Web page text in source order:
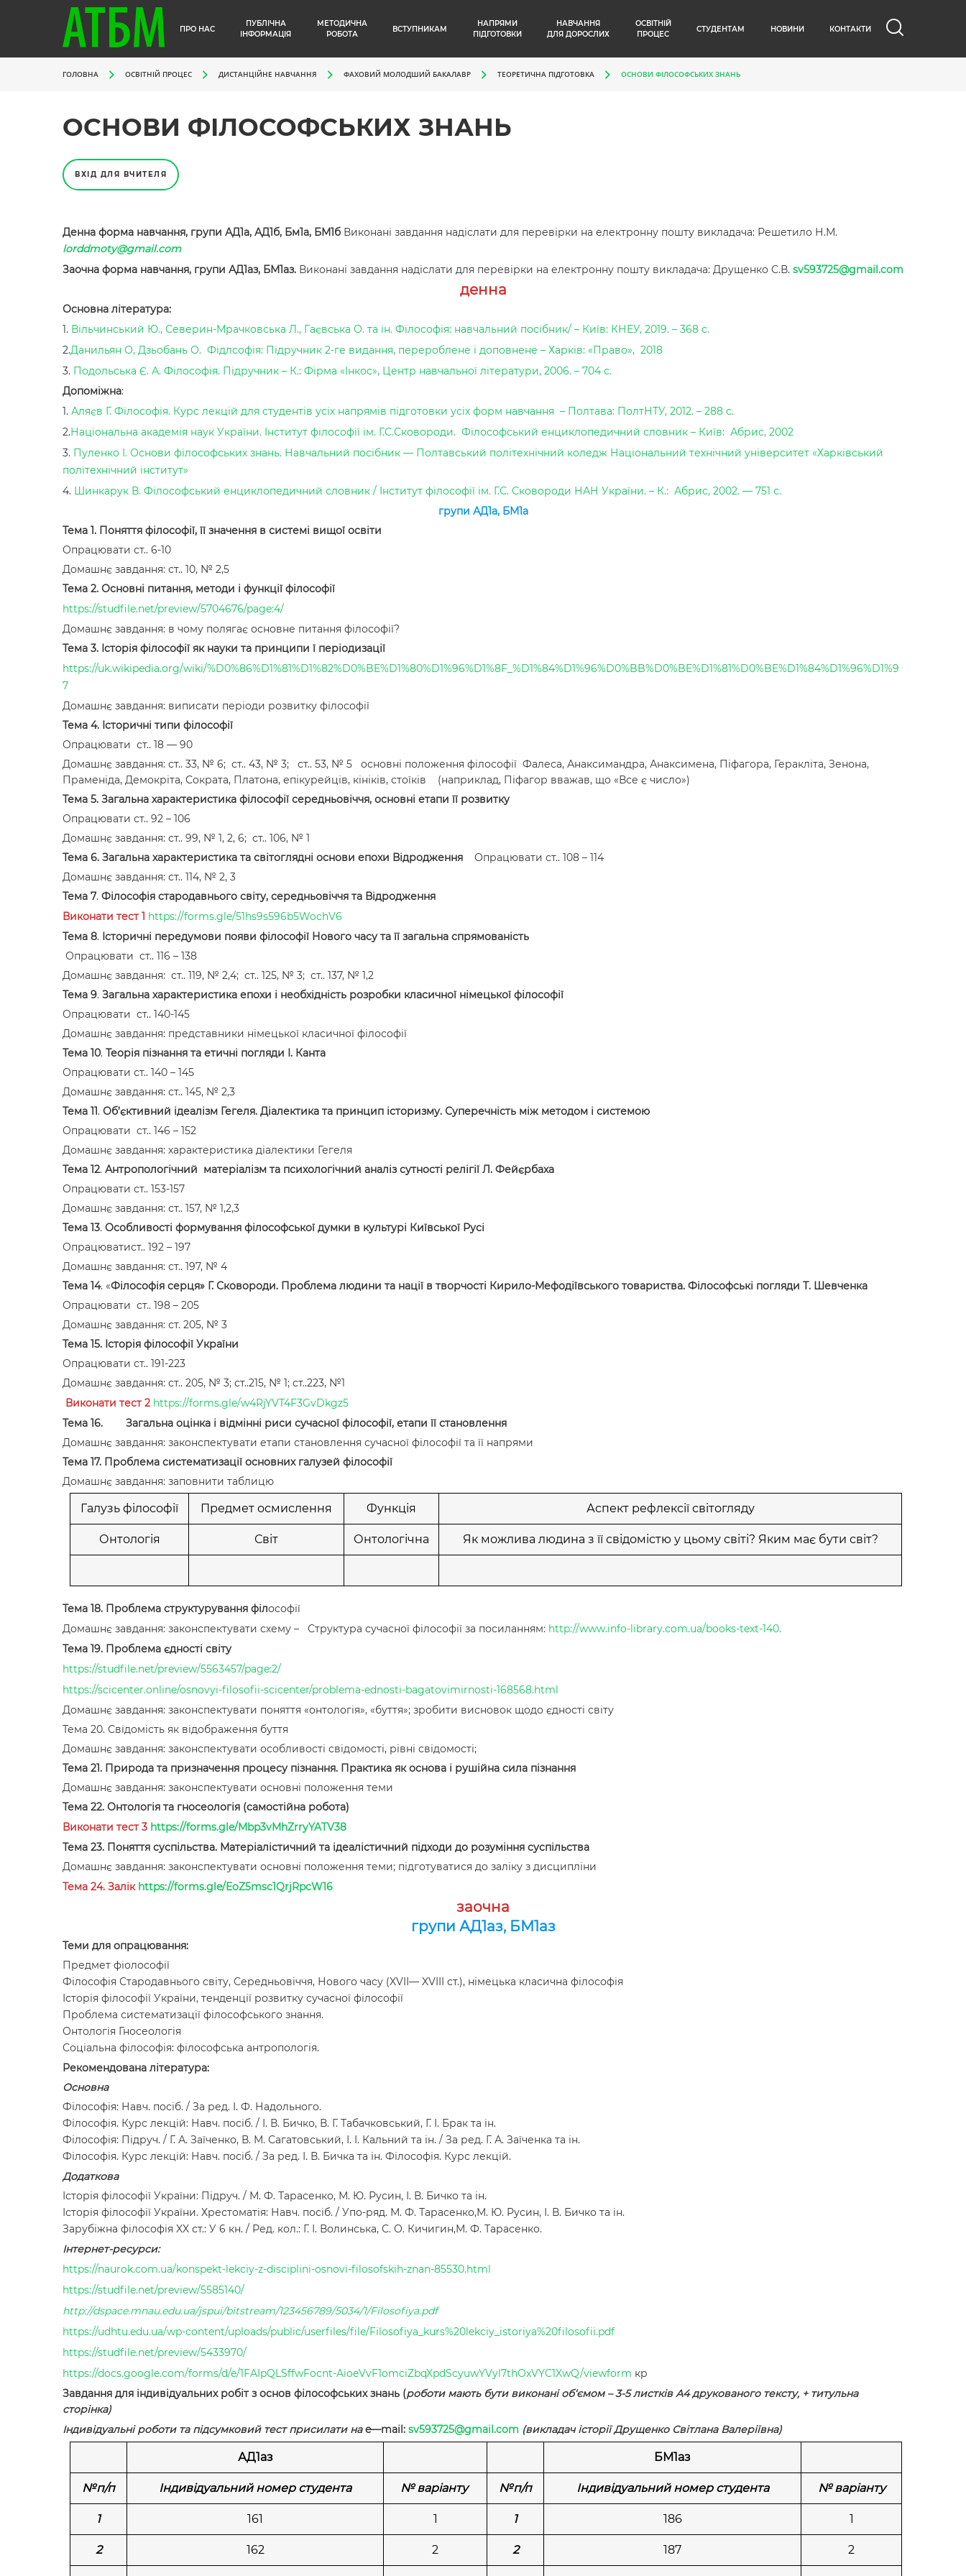
ПРО НАС
ПУБЛІЧНА
ІНФОРМАЦІЯ
МЕТОДИЧНА
РОБОТА
ВСТУПНИКАМ
НАПРЯМИ
ПІДГОТОВКИ
НАВЧАННЯ
ДЛЯ ДОРОСЛИХ
ОСВІТНІЙ
ПРОЦЕС
СТУДЕНТАМ НОВИНИ КОНТАКТИ
ГОЛОВНА ОСВІТНІЙ ПРОЦЕС ДИСТАНЦІЙНЕ НАВЧАННЯ ФАХОВИЙ МОЛОДШИЙ БАКАЛАВР ТЕОРЕТИЧНА ПІДГОТОВКА ОСНОВИ ФІЛОСОФСЬКИХ ЗНАНЬ
ОСНОВИ ФІЛОСОФСЬКИХ ЗНАНЬ
ВХІД ДЛЯ ВЧИТЕЛЯ
Денна форма навчання, групи АД1а, АД1б, Бм1а, БМ1б Виконані завдання надіслати для перевірки на електронну пошту викладача: Решетило Н.М.
lorddmoty@gmail.com
Заочна форма навчання, групи АД1аз, БМ1аз. Виконані завдання надіслати для перевірки на електронну пошту викладача: Друщенко С.В. sv593725@gmail.com
денна
Основна література:
1. Вільчинський Ю., Северин-Мрачковська Л., Гаєвська О. та ін. Філософія: навчальний посібник/ – Київ: КНЕУ, 2019. – 368 с.
2.Данильян О, Дзьобань О. Фідлсофія: Підручник 2-ге видання, перероблене і доповнене – Харків: «Право», 2018
3. Подольська Є. А. Філософія. Підручник – К.: Фірма «Інкос», Центр навчальної літератури, 2006. – 704 с.
Допоміжна:
1. Аляєв Г. Філософія. Курс лекцій для студентів усіх напрямів підготовки усіх форм навчання – Полтава: ПолтНТУ, 2012. – 288 с.
2.Національна академія наук України. Інститут філософії ім. Г.С.Сковороди. Філософський енциклопедичний словник – Київ: Абрис, 2002
3. Пуленко І. Основи філософських знань. Навчальний посібник — Полтавський політехнічний коледж Національний технічний університет «Харківський
політехнічний інститут»
4. Шинкарук В. Філософський енциклопедичний словник / Інститут філософії ім. Г.С. Сковороди НАН України. – К.: Абрис, 2002. — 751 с.
групи АД1а, БМ1а
Тема 1. Поняття філософії, її значення в системі вищої освіти
Опрацювати ст.. 6-10
Домашнє завдання: ст.. 10, № 2,5
Тема 2. Основні питання, методи і функції філософії
https://studfile.net/preview/5704676/page:4/
Домашнє завдання: в чому полягає основне питання філософії?
Тема 3. Історія філософії як науки та принципи ї періодизації
https://uk.wikipedia.org/wiki/%D0%86%D1%81%D1%82%D0%BE%D1%80%D1%96%D1%8F_%D1%84%D1%96%D0%BB%D0%BE%D1%81%D0%BE%D1%84%D1%96%D1%9
7
Домашнє завдання: виписати періоди розвитку філософії
Тема 4. Історичні типи філософії
Опрацювати ст.. 18 — 90
Домашнє завдання: ст.. 33, № 6; ст.. 43, № 3; ст.. 53, № 5 основні положення філософії Фалеса, Анаксимандра, Анаксимена, Піфагора, Геракліта, Зенона,
Праменіда, Демокріта, Сократа, Платона, епікурейців, кініків, стоїків (наприклад, Піфагор вважав, що «Все є число»)
Тема 5. Загальна характеристика філософії середньовіччя, основні етапи її розвитку
Опрацювати ст.. 92 – 106
Домашнє завдання: ст.. 99, № 1, 2, 6; ст.. 106, № 1
Тема 6. Загальна характеристика та світоглядні основи епохи Відродження Опрацювати ст.. 108 – 114
Домашнє завдання: ст.. 114, № 2, 3
Тема 7. Філософія стародавнього світу, середньовіччя та Відродження
Виконати тест 1 https://forms.gle/51hs9s596b5WochV6
Тема 8. Історичні передумови появи філософії Нового часу та її загальна спрямованість
Опрацювати ст.. 116 – 138
Домашнє завдання: ст.. 119, № 2,4; ст.. 125, № 3; ст.. 137, № 1,2
Тема 9. Загальна характеристика епохи і необхідність розробки класичної німецької філософії
Опрацювати ст.. 140-145
Домашнє завдання: представники німецької класичної філософії
Тема 10. Теорія пізнання та етичні погляди І. Канта
Опрацювати ст.. 140 – 145
Домашнє завдання: ст.. 145, № 2,3
Тема 11. Об’єктивний ідеалізм Гегеля. Діалектика та принцип історизму. Суперечність між методом і системою
Опрацювати ст.. 146 – 152
Домашнє завдання: характеристика діалектики Гегеля
Тема 12. Антропологічний матеріалізм та психологічний аналіз сутності релігії Л. Фейєрбаха
Опрацювати ст.. 153-157
Домашнє завдання: ст.. 157, № 1,2,3
Тема 13. Особливості формування філософської думки в культурі Київської Русі
Опрацюватист.. 192 – 197
Домашнє завдання: ст.. 197, № 4
Тема 14. «Філософія серця» Г. Сковороди. Проблема людини та нації в творчості Кирило-Мефодіївського товариства. Філософські погляди Т. Шевченка
Опрацювати ст.. 198 – 205
Домашнє завдання: ст. 205, № 3
Тема 15. Історія філософії України
Опрацювати ст.. 191-223
Домашнє завдання: ст.. 205, № 3; ст..215, № 1; ст..223, №1
Виконати тест 2 https://forms.gle/w4RjYVT4F3GvDkgz5
Тема 16. Загальна оцінка і відмінні риси сучасної філософії, етапи її становлення
Домашнє завдання: законспектувати етапи становлення сучасної філософії та її напрями
Тема 17. Проблема систематизації основних галузей філософії
Домашнє завдання: заповнити таблицю
Галузь філософії Предмет осмислення Функція Аспект рефлексії світогляду
Онтологія Світ Онтологічна Як можлива людина з її свідомістю у цьому світі? Яким має бути світ?
Тема 18. Проблема структурування філософії
Домашнє завдання: законспектувати схему – Структура сучасної філософії за посиланням: http://www.info-library.com.ua/books-text-140.
Тема 19. Проблема єдності світу
https://studfile.net/preview/5563457/page:2/
https://scicenter.online/osnovyi-filosofii-scicenter/problema-ednosti-bagatovimirnosti-168568.html
Домашнє завдання: законспектувати поняття «онтологія», «буття»; зробити висновок щодо єдності світу
Тема 20. Свідомість як відображення буття
Домашнє завдання: законспектувати особливості свідомості, рівні свідомості;
Тема 21. Природа та призначення процесу пізнання. Практика як основа і рушійна сила пізнання
Домашнє завдання: законспектувати основні положення теми
Тема 22. Онтологія та гносеологія (самостійна робота)
Виконати тест 3 https://forms.gle/Mbp3vMhZrryYATV38
Тема 23. Поняття суспільства. Матеріалістичний та ідеалістичний підходи до розуміння суспільства
Домашнє завдання: законспектувати основні положення теми; підготуватися до заліку з дисципліни
Тема 24. Залік https://forms.gle/EoZ5msc1QrjRpcW16
заочна
групи АД1аз, БМ1аз
Теми для опрацювання:
Предмет фіолософії
Філософія Стародавнього світу, Середньовіччя, Нового часу (XVII— XVIII ст.), німецька класична філософія
Історія філософії України, тенденції розвитку сучасної філософії
Проблема систематизації філософського знання.
Онтологія Гносеологія
Соціальна філософія: філософська антропологія.
Рекомендована література:
Основна
Філософія: Навч. посіб. / За ред. І. Ф. Надольного.
Філософія. Курс лекцій: Навч. посіб. / І. В. Бичко, В. Г. Табачковський, Г. І. Брак та ін.
Філософія: Підруч. / Г. А. Заїченко, В. М. Сагатовський, І. І. Кальний та ін. / За ред. Г. А. Заїченка та ін.
Філософія. Курс лекцій: Навч. посіб. / За ред. І. В. Бичка та ін. Філософія. Курс лекцій.
Додаткова
Історія філософії України: Підруч. / М. Ф. Тарасенко, М. Ю. Русин, І. В. Бичко та ін.
Історія філософії України. Хрестоматія: Навч. посіб. / Упо-ряд. М. Ф. Тарасенко,М. Ю. Русин, І. В. Бичко та ін.
Зарубіжна філософія XX ст.: У 6 кн. / Ред. кол.: Г. І. Волинська, С. О. Кичигин,М. Ф. Тарасенко.
Інтернет-ресурси:
https://naurok.com.ua/konspekt-lekciy-z-disciplini-osnovi-filosofskih-znan-85530.html
https://studfile.net/preview/5585140/
http://dspace.mnau.edu.ua/jspui/bitstream/123456789/5034/1/Filosofiya.pdf
https://udhtu.edu.ua/wp-content/uploads/public/userfiles/file/Filosofiya_kurs%20lekciy_istoriya%20filosofii.pdf
https://studfile.net/preview/5433970/
https://docs.google.com/forms/d/e/1FAIpQLSffwFocnt-AioeVvF1omciZbqXpdScyuwYVyl7thOxVYC1XwQ/viewform кр
Завдання для індивідуальних робіт з основ філософських знань (роботи мають бути виконані об‘ємом – 3-5 листків А4 друкованого тексту, + титульна
сторінка)
Індивідуальні роботи та підсумковий тест присилати на e—mail: sv593725@gmail.com (викладач історії Друщенко Світлана Валеріївна)
АД1аз БМ1аз
№п/п Індивідуальний номер студента № варіанту №п/п Індивідуальний номер студента № варіанту
1 161 1 1 186 1
2 162 2 2 187 2